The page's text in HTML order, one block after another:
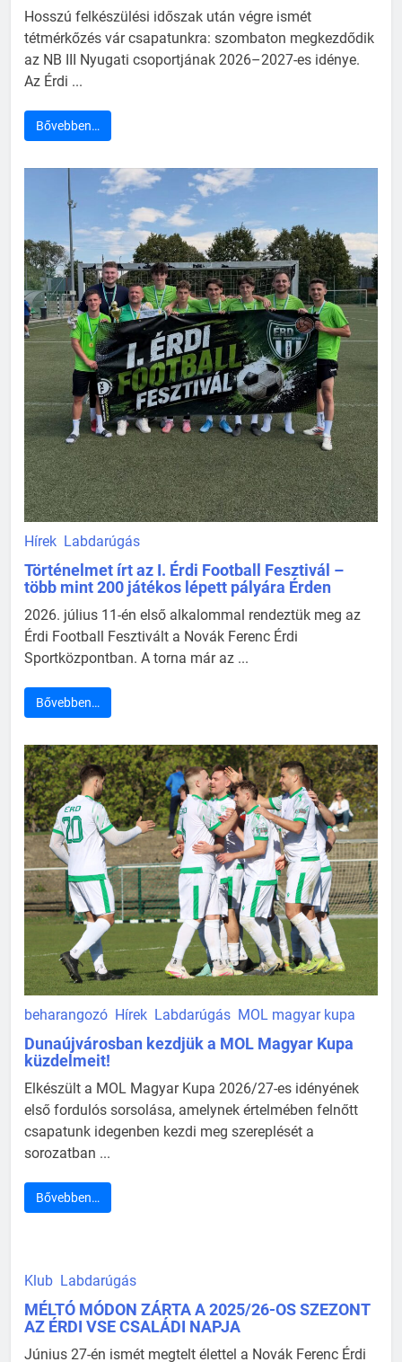
Hosszú felkészülési időszak után végre ismét
tétmérkőzés vár csapatunkra: szombaton megkezdődik
az NB III Nyugati csoportjának 2026–2027-es idénye.
Az Érdi ...
Bővebben…
Hírek Labdarúgás
Történelmet írt az I. Érdi Football Fesztivál –
több mint 200 játékos lépett pályára Érden
2026. július 11-én első alkalommal rendeztük meg az
Érdi Football Fesztivált a Novák Ferenc Érdi
Sportközpontban. A torna már az ...
Bővebben…
beharangozó Hírek Labdarúgás MOL magyar kupa
Dunaújvárosban kezdjük a MOL Magyar Kupa
küzdelmeit!
Elkészült a MOL Magyar Kupa 2026/27-es idényének
első fordulós sorsolása, amelynek értelmében felnőtt
csapatunk idegenben kezdi meg szereplését a
sorozatban ...
Bővebben…
Klub Labdarúgás
MÉLTÓ MÓDON ZÁRTA A 2025/26-OS SZEZONT
AZ ÉRDI VSE CSALÁDI NAPJA
Június 27-én ismét megtelt élettel a Novák Ferenc Érdi